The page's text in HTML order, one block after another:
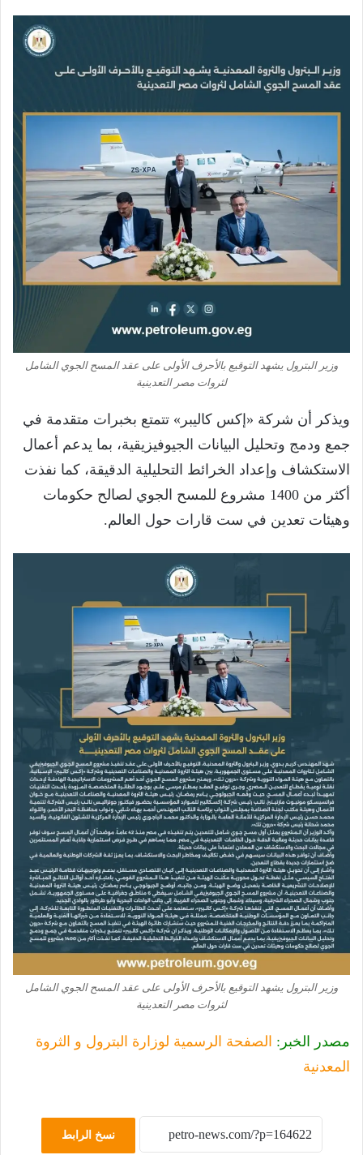
وزير البترول يشهد التوقيع بالأحرف الأولى على عقد المسح الجوي الشامل
لثروات مصر التعدينية
ويذكر أن شركة «إكس كاليبر» تتمتع بخبرات متقدمة في
جمع ودمج وتحليل البيانات الجيوفيزيقية، بما يدعم أعمال
الاستكشاف وإعداد الخرائط التحليلية الدقيقة، كما نفذت
أكثر من 1400 مشروع للمسح الجوي لصالح حكومات
وهيئات تعدين في ست قارات حول العالم.
وزير البترول يشهد التوقيع بالأحرف الأولى على عقد المسح الجوي الشامل
لثروات مصر التعدينية
مصدر الخبر: الصفحة الرسمية لوزارة البترول و الثروة
المعدنية
نسخ الرابط